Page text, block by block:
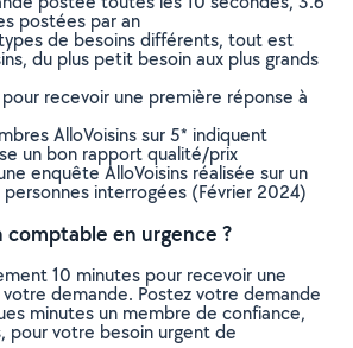
postées par an
de besoins différents, tout est
du plus petit besoin aux plus grands
recevoir une première réponse à
AlloVoisins sur 5* indiquent
un bon rapport qualité/prix
enquête AlloVoisins réalisée sur un
interrogées (Février 2024)
comptable en urgence ?
10 minutes pour recevoir une
demande. Postez votre demande
minutes un membre de confiance,
pour votre besoin urgent de